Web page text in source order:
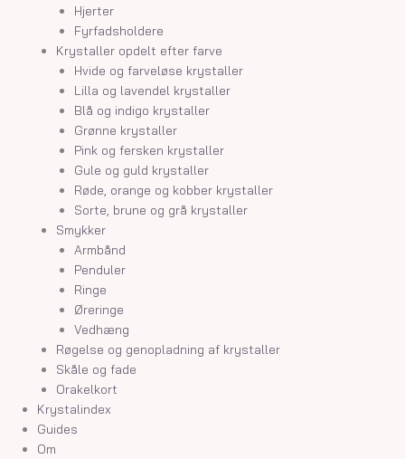
Hjerter
Fyrfadsholdere
Krystaller opdelt efter farve
Hvide og farveløse krystaller
Lilla og lavendel krystaller
Blå og indigo krystaller
Grønne krystaller
Pink og fersken krystaller
Gule og guld krystaller
Røde, orange og kobber krystaller
Sorte, brune og grå krystaller
Smykker
Armbånd
Penduler
Ringe
Øreringe
Vedhæng
Røgelse og genopladning af krystaller
Skåle og fade
Orakelkort
Krystalindex
Guides
Om